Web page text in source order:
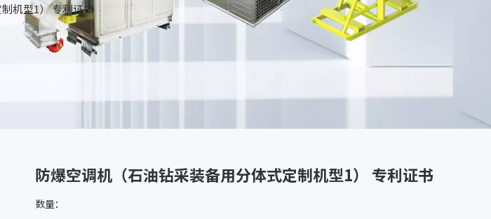
机型1） 专利证书
防爆空调机（石油钻采装备用分体式定制机型1） 专利证书
数量：